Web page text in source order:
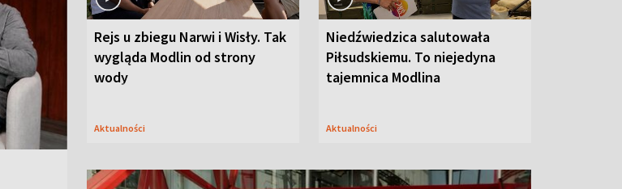
Rejs u zbiegu Narwi i Wisły. Tak
wygląda Modlin od strony
wody
Aktualności
Niedźwiedzica salutowała
Piłsudskiemu. To niejedyna
tajemnica Modlina
Aktualności